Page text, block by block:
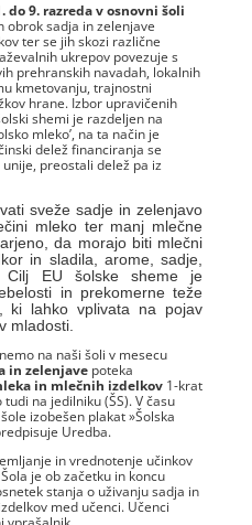
do 9. razreda v osnovni šoli
obrok sadja in zelenjave
ter se jih skozi različne
ukrepov povezuje s
prehranskih navadah, lokalnih
kmetovanju, trajnostni
hrane. Izbor upravičenih
shemi je razdeljen na
mleko’, na ta način je
delež financiranja se
preostali delež pa iz
sveže sadje in zelenjavo
mleko ter manj mlečne
da morajo biti mlečni
in sladila, arome, sadje,
Cilj EU šolske sheme je
in prekomerne teže
ki lahko vplivata na pojav
mladosti.
na naši šoli v mesecu
in zelenjave poteka
in mlečnih izdelkov1-krat
na jedilniku (ŠS). V času
izobešen plakat »Šolska
Uredba.
in vrednotenje učinkov
je ob začetku in koncu
stanja o uživanju sadja in
med učenci. Učenci